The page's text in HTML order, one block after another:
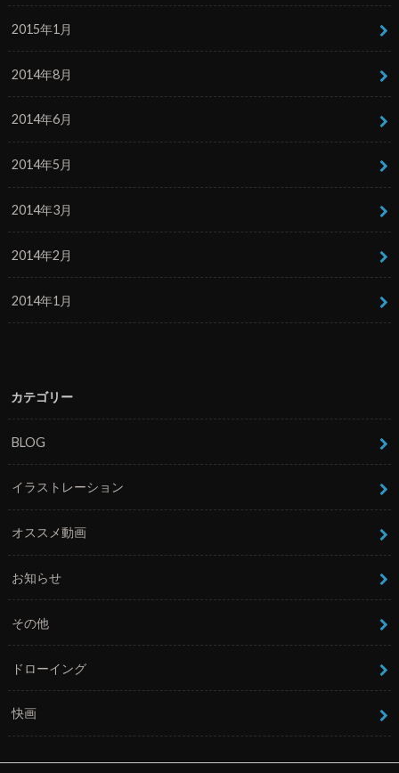
2015年1月
2014年8月
2014年6月
2014年5月
2014年3月
2014年2月
2014年1月
カテゴリー
BLOG
イラストレーション
オススメ動画
お知らせ
その他
ドローイング
快画